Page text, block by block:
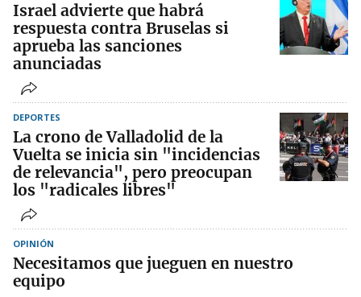
Israel advierte que habrá
respuesta contra Bruselas si
aprueba las sanciones
anunciadas
DEPORTES
La crono de Valladolid de la
Vuelta se inicia sin "incidencias
de relevancia", pero preocupan
los "radicales libres"
OPINIÓN
Necesitamos que jueguen en nuestro
equipo